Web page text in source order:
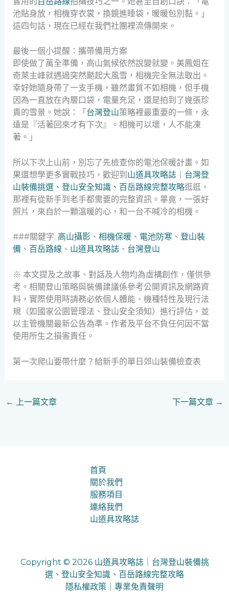
池貼身放，相機穿衣裳，換鏡進睡袋，暖暖包別黏。」
這四句話，現在已經在我們社團裡流傳開來。
最後一個小提醒：攜帶備用方案
即使做了萬全準備，高山氣候依然說變就變。美鳳姐在
奇萊主峰就遇過突然颳起大風雪，相機完全無法取出。
幸好她隨身帶了一支手機，雖然畫質不如相機，但手機
因為一直放在內層口袋，電量充足，還是拍到了幾張珍
貴的雪景。她說：「 台灣登山策略裡最重要的一條，永
遠是『活著回來才有下次』。相機可以壞，人不能凍
著。」
所以下次上山前，別忘了先檢查你的電池保暖計畫。如
果還想學更多實戰技巧，歡迎到 山道具攻略誌｜台灣登
山裝備挑選、登山安全知識、百岳路線完整攻略逛逛，
那裡有從新手到老手都需要的完整資訊。畢竟，一張好
照片，來自於一顆溫暖的心，和一台不喊冷的相機。
###關鍵字: 高山攝影、 相機保暖、 電池防寒、 登山裝
備、 百岳路線 、 山道具攻略誌、 台灣登山
※ 本文提及之故事、對話及人物均為虛構創作，僅供參
考。相關登山策略與裝備建議係參考公開資訊及網路資
料，實際使用時請務必依個人體能、機種特性及現行法
規（如國家公園管理法、登山安全須知）進行評估，並
以主管機關最新公告為準。作者及平台不負任何因不當
使用所生之損害責任。
第一次爬山要帶什麼？給新手的單日郊山裝備檢查表
← 上一篇文章 下一篇文章 →
首頁
關於我們
服務項目
連絡我們
山道具攻略誌
Copyright © 2026 山道具攻略誌｜台灣登山裝備挑
選、登山安全知識、百岳路線完整攻略
隱私權政策
專業免責聲明